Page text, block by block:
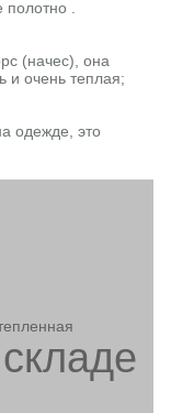
.
(начес), она
и очень теплая;
одежде, это